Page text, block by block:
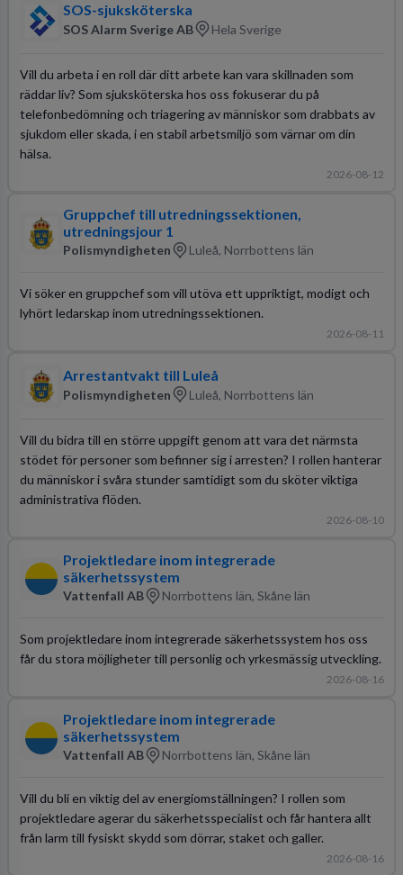
SOS-sjuksköterska
SOS Alarm Sverige AB Hela Sverige
Vill du arbeta i en roll där ditt arbete kan vara skillnaden som
räddar liv? Som sjuksköterska hos oss fokuserar du på
telefonbedömning och triagering av människor som drabbats av
sjukdom eller skada, i en stabil arbetsmiljö som värnar om din
hälsa.
2026-08-12
Gruppchef till utredningssektionen,
utredningsjour 1
Polismyndigheten Luleå, Norrbottens län
Vi söker en gruppchef som vill utöva ett uppriktigt, modigt och
lyhört ledarskap inom utredningssektionen.
2026-08-11
Arrestantvakt till Luleå
Polismyndigheten Luleå, Norrbottens län
Vill du bidra till en större uppgift genom att vara det närmsta
stödet för personer som befinner sig i arresten? I rollen hanterar
du människor i svåra stunder samtidigt som du sköter viktiga
administrativa flöden.
2026-08-10
Projektledare inom integrerade
säkerhetssystem
Vattenfall AB Norrbottens län, Skåne län
Som projektledare inom integrerade säkerhetssystem hos oss
får du stora möjligheter till personlig och yrkesmässig utveckling.
2026-08-16
Projektledare inom integrerade
säkerhetssystem
Vattenfall AB Norrbottens län, Skåne län
Vill du bli en viktig del av energiomställningen? I rollen som
projektledare agerar du säkerhetsspecialist och får hantera allt
från larm till fysiskt skydd som dörrar, staket och galler.
2026-08-16